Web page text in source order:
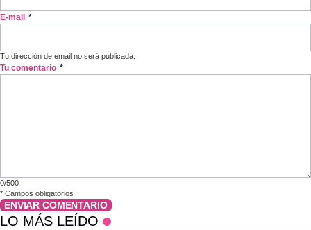
E-mail *
Tu dirección de email no será publicada.
Tu comentario *
0/500
* Campos obligatorios
ENVIAR COMENTARIO
LO MÁS LEÍDO